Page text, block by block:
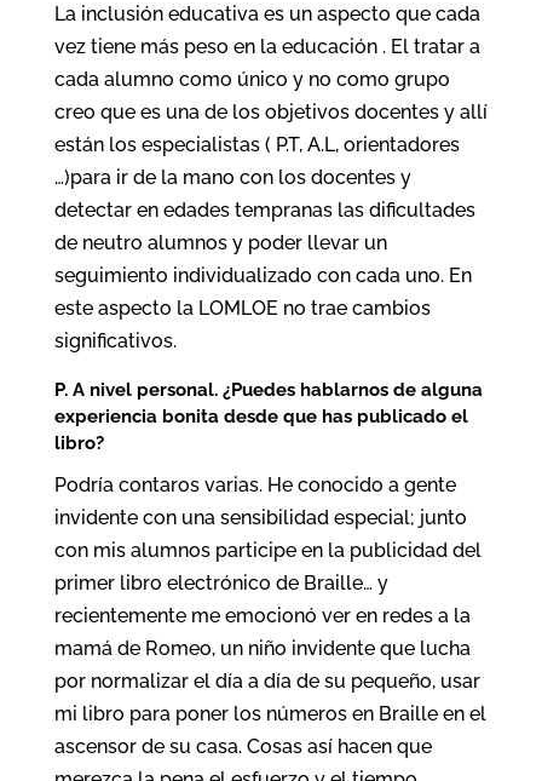
La inclusión educativa es un aspecto que cada
vez tiene más peso en la educación . El tratar a
cada alumno como único y no como grupo
creo que es una de los objetivos docentes y allí
están los especialistas ( P.T, A.L, orientadores
…)para ir de la mano con los docentes y
detectar en edades tempranas las dificultades
de neutro alumnos y poder llevar un
seguimiento individualizado con cada uno. En
este aspecto la LOMLOE no trae cambios
significativos.
P. A nivel personal. ¿Puedes hablarnos de alguna
experiencia bonita desde que has publicado el
libro?
Podría contaros varias. He conocido a gente
invidente con una sensibilidad especial; junto
con mis alumnos participe en la publicidad del
primer libro electrónico de Braille… y
recientemente me emocionó ver en redes a la
mamá de Romeo, un niño invidente que lucha
por normalizar el día a día de su pequeño, usar
mi libro para poner los números en Braille en el
ascensor de su casa. Cosas así hacen que